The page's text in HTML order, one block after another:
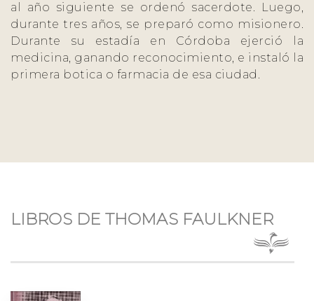
al año siguiente se ordenó sacerdote. Luego,
durante tres años, se preparó como misionero.
Durante su estadía en Córdoba ejerció la
medicina, ganando reconocimiento, e instaló la
primera botica o farmacia de esa ciudad.
LIBROS DE THOMAS FAULKNER